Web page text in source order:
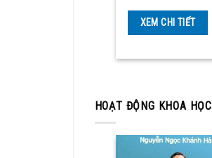
XEM CHI TIẾT
HOẠT ĐỘNG KHOA HỌC